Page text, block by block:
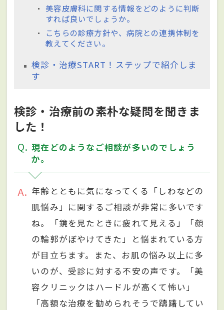
美容皮膚科に関する情報をどのように判断
すれば良いでしょうか。
こちらの診療方針や、病院との連携体制を
教えてください。
検診・治療START！ステップで紹介しま
す
検診・治療前の素朴な疑問を聞きま
した！
Q
現在どのようなご相談が多いのでしょう
か。
A
年齢とともに気になってくる「しわなどの
肌悩み」に関するご相談が非常に多いです
ね。「鏡を見たときに疲れて見える」「顔
の輪郭がぼやけてきた」と悩まれている方
が目立ちます。また、お肌の悩み以上に多
いのが、受診に対する不安の声です。「美
容クリニックはハードルが高くて怖い」
「高額な治療を勧められそうで躊躇してい